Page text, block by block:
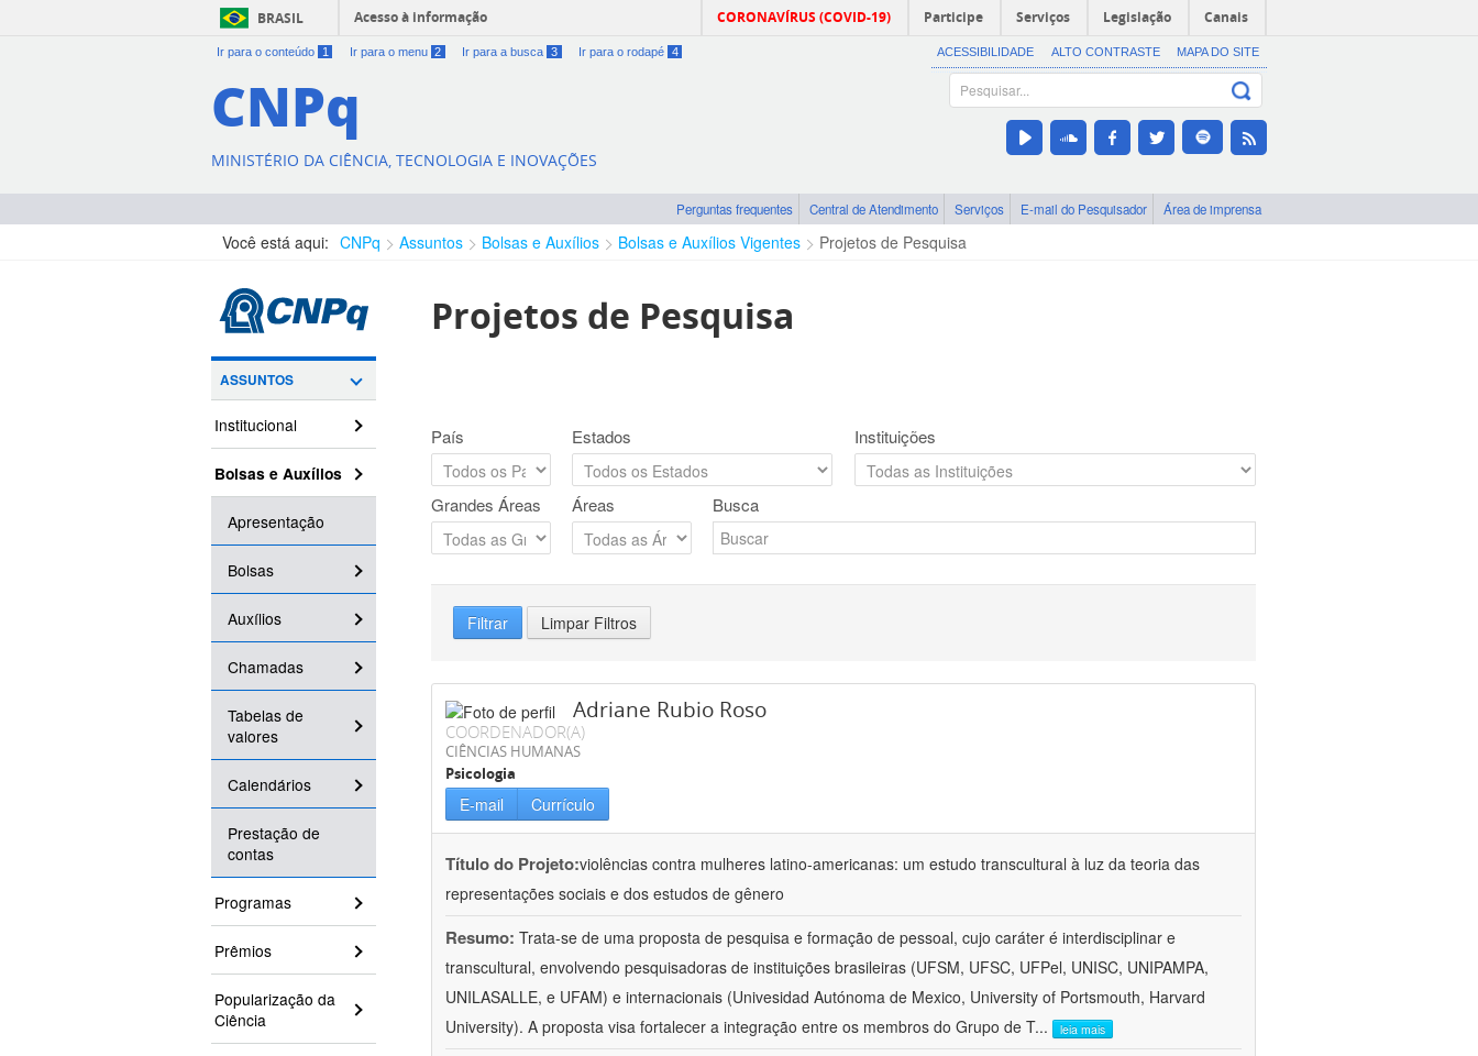
BRASIL Acesso à informação CORONAVÍRUS (COVID-19) Participe Serviços Legislação Canais
Ir para o conteúdo 1 Ir para o menu 2 Ir para a busca 3 Ir para o rodapé 4 ACESSIBILIDADE ALTO CONTRASTE MAPA DO SITE
CNPq
MINISTÉRIO DA CIÊNCIA, TECNOLOGIA E INOVAÇÕES
Perguntas frequentes Central de Atendimento Serviços E-mail do Pesquisador Área de imprensa
Você está aqui: CNPq Assuntos Bolsas e Auxílios Bolsas e Auxílios Vigentes Projetos de Pesquisa
ASSUNTOS
Institucional
Bolsas e Auxílios
Apresentação
Bolsas
Auxílios
Chamadas
Tabelas de
valores
Calendários
Prestação de
contas
Programas
Prêmios
Popularização da
Ciência
Projetos de Pesquisa
País Estados Instituições
Grandes Áreas Áreas Busca
Filtrar Limpar Filtros
Adriane Rubio Roso
COORDENADOR(A)
CIÊNCIAS HUMANAS
Psicologia
E-mail Currículo
Título do Projeto:violências contra mulheres latino-americanas: um estudo transcultural à luz da teoria das
representações sociais e dos estudos de gênero
Resumo: Trata-se de uma proposta de pesquisa e formação de pessoal, cujo caráter é interdisciplinar e
transcultural, envolvendo pesquisadoras de instituições brasileiras (UFSM, UFSC, UFPel, UNISC, UNIPAMPA,
UNILASALLE, e UFAM) e internacionais (Univesidad Autónoma de Mexico, University of Portsmouth, Harvard
University). A proposta visa fortalecer a integração entre os membros do Grupo de T... leia mais